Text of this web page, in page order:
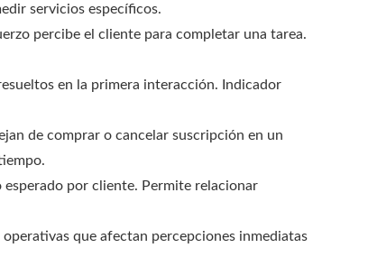
servicios específicos.
percibe el cliente para completar una tarea.
en la primera interacción. Indicador
de comprar o cancelar suscripción en un
esperado por cliente. Permite relacionar
operativas que afectan percepciones inmediatas